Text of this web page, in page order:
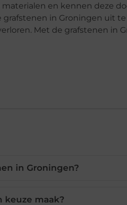
en kennen deze
in Groningen uit
Met de grafstenen in
in Groningen?
keuze maak?